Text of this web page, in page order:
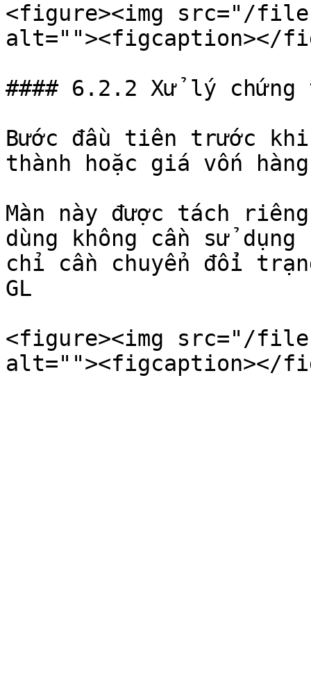
<figure><img src="/
alt=""><figcaption></
#### 6.2.2 Xử lý chứng
Bước đầu tiên trước
thành hoặc giá vốn
Màn này được tách
dùng không cần sử
chỉ cần chuyển đổi
GL
<figure><img src="/